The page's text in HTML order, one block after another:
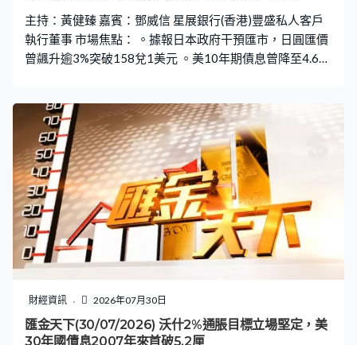
主持：黃健臻 嘉賓：鄧威信 星展銀行(香港)豐盛私人客戶
執行董事 市場焦點： 。據報日本政府干預匯市，日圓匯價
曾飊升逾3%突破158兌1美元 。美10年期債息曾降至4.65
。美國6月PCE按年升幅放緩至3.7%符合預期，按季跌
0.1%6年來首度負數 。美國6月個人開支增0.3%低於預期
。美國上周首次申領失業救濟人數增9000至19.7萬人低於
預期 。英倫銀行如期維持利率3.75厘不變，三名委員主張
加息0.25厘 。紐約期油收跌1.03%報83.59美元 。布蘭特
期油收跌1.88%報89.03美元
財經資訊 2026年07月30日
匯金天下(30/07/2026) 沃什2%通脹目標立場堅定，美
30年國債息2007年來首破5.2厘